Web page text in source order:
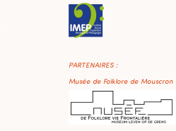
PARTENAIRES :
Musée de Folklore de Mouscron